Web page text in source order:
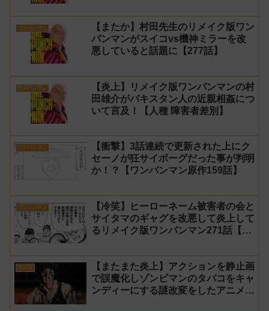
ワンパンマン
【またか】村田先生のリメイク版ワン
パンマンがスイコvs機神ミラーを改
悪していると話題に【277話】
ワンパンマン
【炎上】リメイク版ワンパンマンの村
田雄介がパキスタン人の近親相姦につ
いて言及！【人種 障害者差別】
ワンパンマン
【衝撃】3話連続で更新された上にク
セーノが狂サイボーグだった事が判明
か！？【ワンパンマン原作159話】
ワンパンマン
【冷笑】ヒーローネーム被害者の会と
サイタマのギャグを改悪して炎上して
るリメイク版ワンパンマン271話【村
アニメ
【またまた炎上】アクションを静止画
で誤魔化しゾンビマンのタバコをキャ
ンディーにする謎改変をしたアニメ